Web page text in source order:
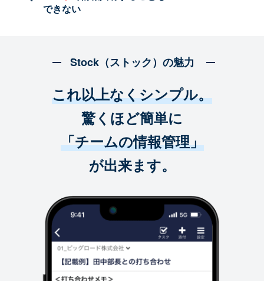
できない
Stock（ストック）の魅力
これ以上なくシンプル。
驚くほど簡単に
「チームの情報管理」
が出来ます。